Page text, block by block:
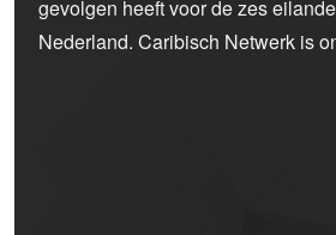
gevolgen heeft voor de zes
Nederland. Caribisch Netwerk is